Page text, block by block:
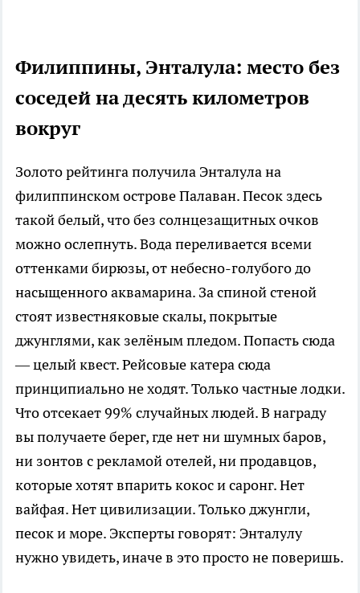
Филиппины, Энталула: место без
соседей на десять километров
вокруг
Золото рейтинга получила Энталула на
филиппинском острове Палаван. Песок здесь
такой белый, что без солнцезащитных очков
можно ослепнуть. Вода переливается всеми
оттенками бирюзы, от небесно-голубого до
насыщенного аквамарина. За спиной стеной
стоят известняковые скалы, покрытые
джунглями, как зелёным пледом. Попасть сюда
— целый квест. Рейсовые катера сюда
принципиально не ходят. Только частные лодки.
Что отсекает 99% случайных людей. В награду
вы получаете берег, где нет ни шумных баров,
ни зонтов с рекламой отелей, ни продавцов,
которые хотят впарить кокос и саронг. Нет
вайфая. Нет цивилизации. Только джунгли,
песок и море. Эксперты говорят: Энталулу
нужно увидеть, иначе в это просто не поверишь.